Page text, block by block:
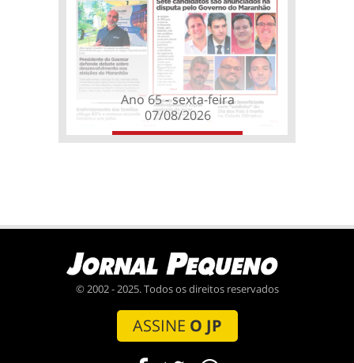
Ano 65 - sexta-feira
07/08/2026
© 2002 - 2025. Todos os direitos reservados
ASSINE O JP